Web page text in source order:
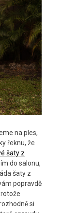
na ples,
řeknu, že
šaty z
do salonu,
šaty z
popravdě
si